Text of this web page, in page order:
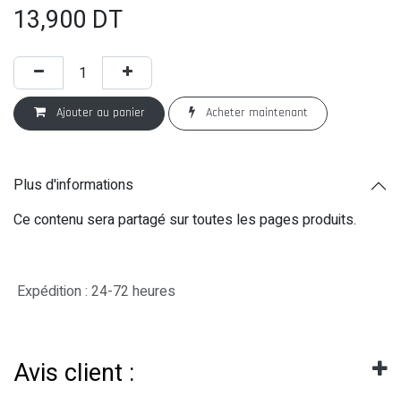
13,900 DT
Ajouter au panier Acheter maintenant
Plus d'informations
Ce contenu sera partagé sur toutes les pages produits.
Expédition : 24-72 heures
Avis client :